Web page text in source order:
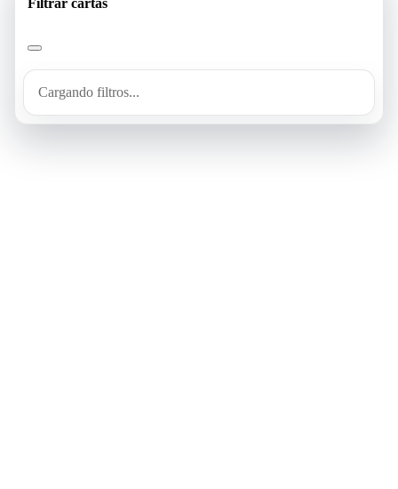
Filtrar cartas
Cargando filtros...